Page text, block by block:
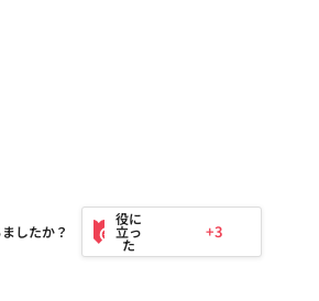
したか？ +3